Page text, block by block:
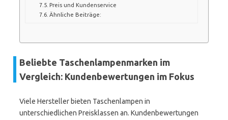
Preis und Kundenservice
Ähnliche Beiträge:
Beliebte Taschenlampenmarken im
Vergleich: Kundenbewertungen im Fokus
Viele Hersteller bieten Taschenlampen in
unterschiedlichen Preisklassen an. Kundenbewertungen